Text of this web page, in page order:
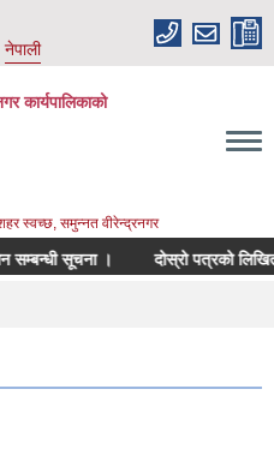
नेपाली
कार्यपालिकाको
स्वच्छ, समुन्नत वीरेन्द्रनगर
सूचना । दोस्रो पत्रको लिखित